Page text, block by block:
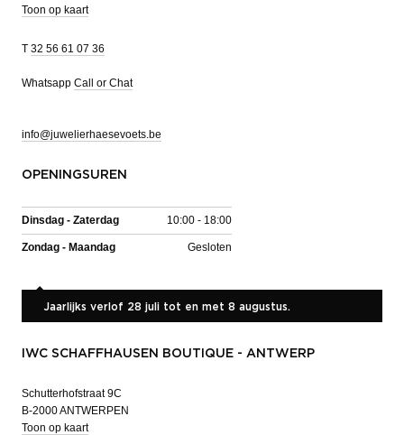
Toon op kaart
T 32 56 61 07 36
Whatsapp Call or Chat
info@juwelierhaesevoets.be
OPENINGSUREN
Dinsdag - Zaterdag 10:00 - 18:00
Zondag - Maandag Gesloten
Jaarlijks verlof 28 juli tot en met 8 augustus.
IWC SCHAFFHAUSEN BOUTIQUE - ANTWERP
Schutterhofstraat 9C
B-2000 ANTWERPEN
Toon op kaart